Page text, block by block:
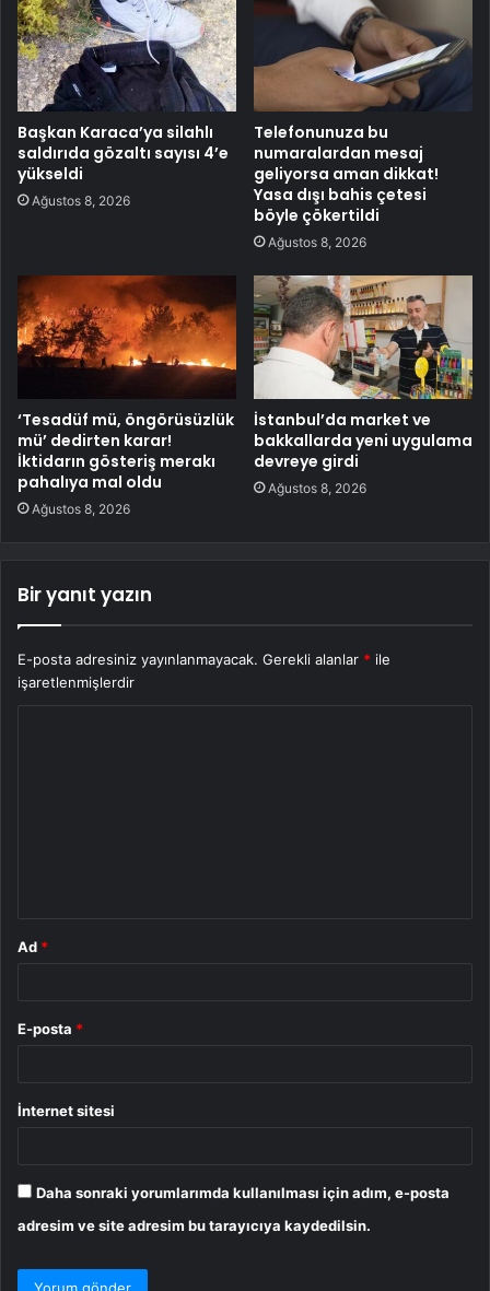
Başkan Karaca’ya silahlı
saldırıda gözaltı sayısı 4’e
yükseldi
Ağustos 8, 2026
Telefonunuza bu
numaralardan mesaj
geliyorsa aman dikkat!
Yasa dışı bahis çetesi
böyle çökertildi
Ağustos 8, 2026
‘Tesadüf mü, öngörüsüzlük
mü’ dedirten karar!
İktidarın gösteriş merakı
pahalıya mal oldu
Ağustos 8, 2026
İstanbul’da market ve
bakkallarda yeni uygulama
devreye girdi
Ağustos 8, 2026
Bir yanıt yazın
E-posta adresiniz yayınlanmayacak. Gerekli alanlar * ile
işaretlenmişlerdir
Ad *
E-posta *
İnternet sitesi
Daha sonraki yorumlarımda kullanılması için adım, e-posta
adresim ve site adresim bu tarayıcıya kaydedilsin.